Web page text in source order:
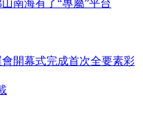
南海有了“專屬”平台
開幕式完成首次全要素彩